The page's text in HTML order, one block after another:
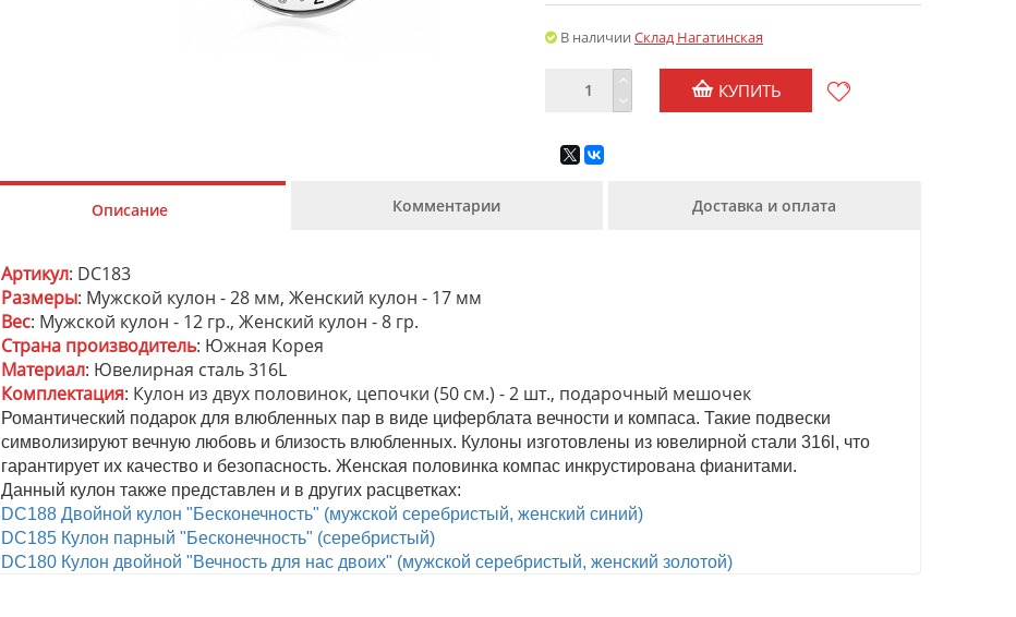
В наличии Склад Нагатинская
КУПИТЬ
Описание Комментарии Доставка и оплата
Артикул: DC183
Размеры: Мужской кулон - 28 мм, Женский кулон - 17 мм
Вес: Мужской кулон - 12 гр., Женский кулон - 8 гр.
Страна производитель: Южная Корея
Материал: Ювелирная сталь 316L
Комплектация: Кулон из двух половинок, цепочки (50 см.) - 2 шт., подарочный мешочек
Романтический подарок для влюбленных пар в виде циферблата вечности и компаса. Такие подвески
символизируют вечную любовь и близость влюбленных. Кулоны изготовлены из ювелирной стали 316l, что
гарантирует их качество и безопасность. Женская половинка компас инкрустирована фианитами.
Данный кулон также представлен и в других расцветках:
DC188 Двойной кулон "Бесконечность" (мужской серебристый, женский синий)
DC185 Кулон парный "Бесконечность" (серебристый)
DC180 Кулон двойной "Вечность для нас двоих" (мужской серебристый, женский золотой)